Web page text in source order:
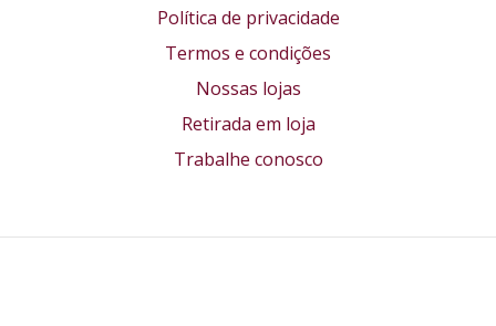
Política de privacidade
Termos e condições
Nossas lojas
Retirada em loja
Trabalhe conosco